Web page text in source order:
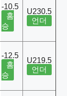
-10.5
홈
승
U230.5
언더
-12.5
홈
승
U219.5
언더